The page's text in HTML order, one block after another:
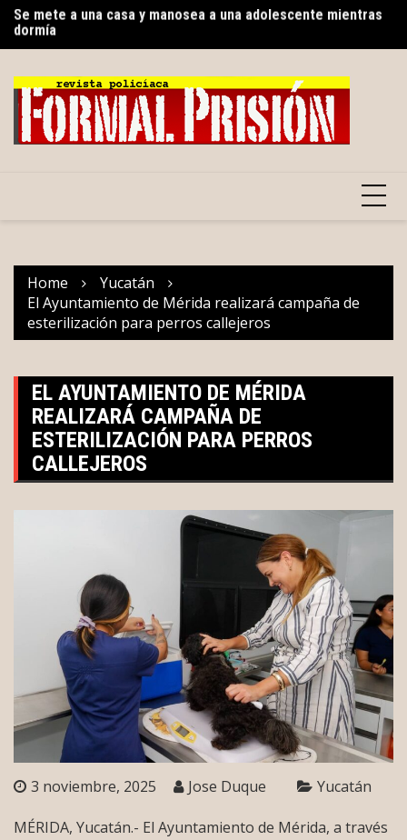
Skip
content
dormía
Renacimiento Maya fortalece tradiciones y raíces que dan
identidad a Yucatán
Home
Yucatán
El Ayuntamiento de Mérida realizará campaña de
esterilización para perros callejeros
EL AYUNTAMIENTO DE MÉRIDA
REALIZARÁ CAMPAÑA DE
ESTERILIZACIÓN PARA PERROS
CALLEJEROS
3 noviembre, 2025 Jose Duque Yucatán
MÉRIDA, Yucatán.- El Ayuntamiento de Mérida, a través